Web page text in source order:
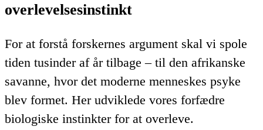
overlevelsesinstinkt
For at forstå forskernes argument skal vi spole
tiden tusinder af år tilbage – til den afrikanske
savanne, hvor det moderne menneskes psyke
blev formet. Her udviklede vores forfædre
biologiske instinkter for at overleve.